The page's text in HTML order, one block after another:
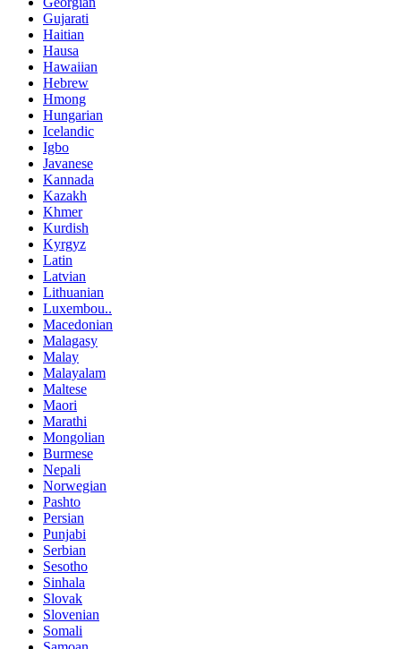
Gujarati
Haitian
Hausa
Hawaiian
Hebrew
Hmong
Hungarian
Icelandic
Igbo
Javanese
Kannada
Kazakh
Khmer
Kurdish
Kyrgyz
Latin
Latvian
Lithuanian
Luxembou..
Macedonian
Malagasy
Malay
Malayalam
Maltese
Maori
Marathi
Mongolian
Burmese
Nepali
Norwegian
Pashto
Persian
Punjabi
Serbian
Sesotho
Sinhala
Slovak
Slovenian
Somali